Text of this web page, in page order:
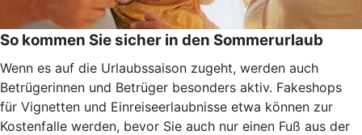
So kommen Sie sicher in den Sommerurlaub
Wenn es auf die Urlaubssaison zugeht, werden auch
Betrügerinnen und Betrüger besonders aktiv. Fakeshops
für Vignetten und Einreiseerlaubnisse etwa können zur
Kostenfalle werden, bevor Sie auch nur einen Fuß aus der